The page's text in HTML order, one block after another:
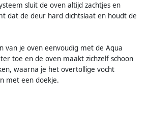
sluit de oven altijd zachtjes en
dat de deur hard dichtslaat en houdt de
van je oven eenvoudig met de Aqua
toe en de oven maakt zichzelf schoon
waarna je het overtollige vocht
met een doekje.